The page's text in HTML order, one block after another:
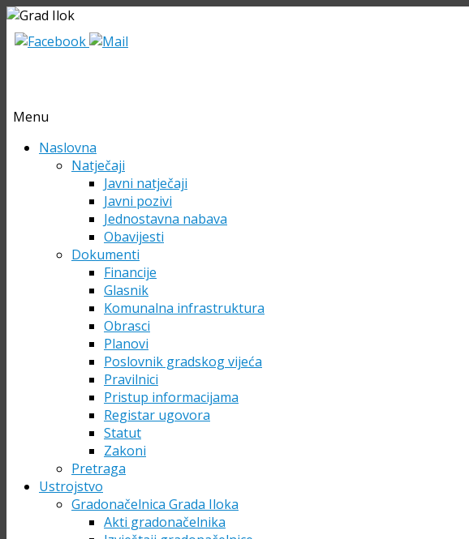
Menu
Skip Naslovna
Natječaji
Javni natječaji
Javni pozivi
Jednostavna nabava
Obavijesti
Dokumenti
Financije
Glasnik
Komunalna infrastruktura
Obrasci
Planovi
Poslovnik gradskog vijeća
Pravilnici
Pristup informacijama
Registar ugovora
Statut
Zakoni
Pretraga
Ustrojstvo
Gradonačelnica Grada Iloka
Akti gradonačelnika